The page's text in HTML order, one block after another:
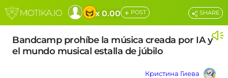
x 0.00 + POST
Bandcamp prohíbe la música creada por IA y
el mundo musical estalla de júbilo
Кристина Гиева
SHARE